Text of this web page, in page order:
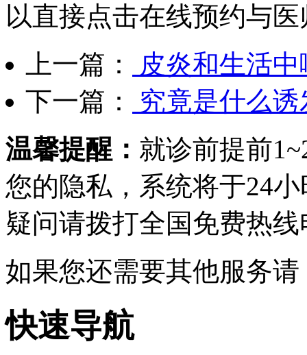
以直接点击在线预约与
上一篇：
皮炎和生活
下一篇：
究竟是什么
温馨提醒： 就诊前提前
您的隐私，系统将于24
疑问请拨打全国免费热线
如果您还需要其他服务
快速导航